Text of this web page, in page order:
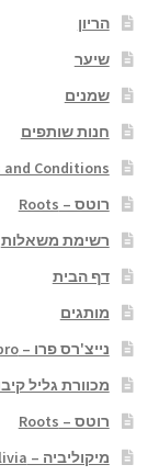
הריון
שיער
שמנים
חנות שותפים
and Conditions
רוטס – Roots
רשימת משאלות
דף הבית
מותגים
נייצ'רס פרו – Natures pro
מכוורת גליל
רוטס – Roots
מיקוליביה – Mycolivia